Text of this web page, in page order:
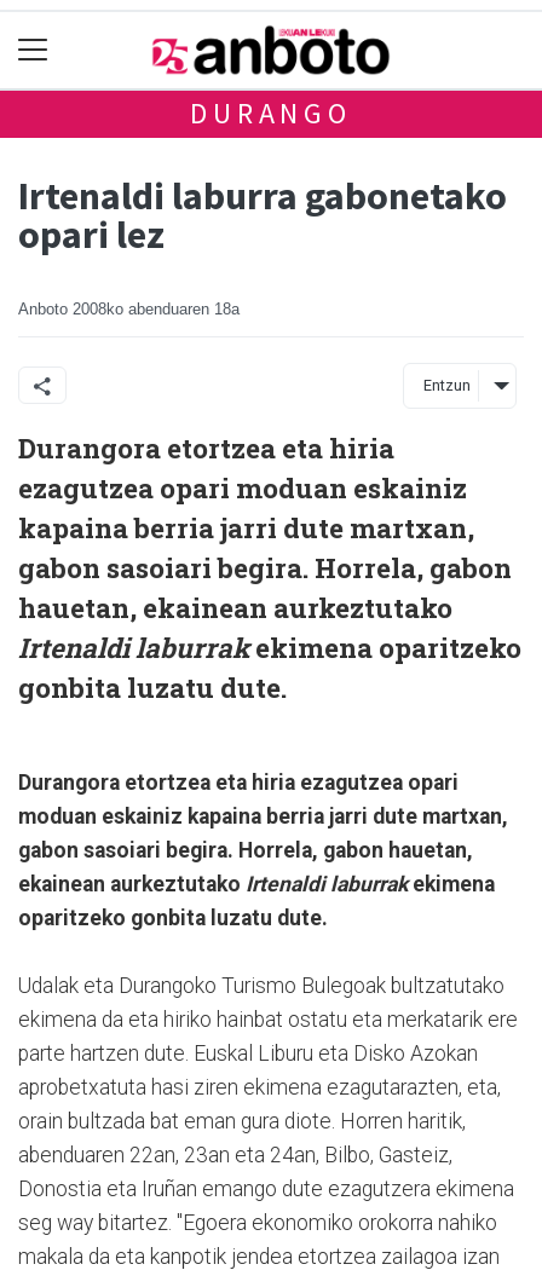
DURANGO
Irtenaldi laburra gabonetako
opari lez
Anboto 2008ko abenduaren 18a
Entzun
Durangora etortzea eta hiria
ezagutzea opari moduan eskainiz
kapaina berria jarri dute martxan,
gabon sasoiari begira. Horrela, gabon
hauetan, ekainean aurkeztutako
Irtenaldi laburrakekimena oparitzeko
gonbita luzatu dute.
Durangora etortzea eta hiria ezagutzea opari
moduan eskainiz kapaina berria jarri dute martxan,
gabon sasoiari begira. Horrela, gabon hauetan,
ekainean aurkeztutako Irtenaldi laburrakekimena
oparitzeko gonbita luzatu dute.
Udalak eta Durangoko Turismo Bulegoak bultzatutako
ekimena da eta hiriko hainbat ostatu eta merkatarik ere
parte hartzen dute. Euskal Liburu eta Disko Azokan
aprobetxatuta hasi ziren ekimena ezagutarazten, eta,
orain bultzada bat eman gura diote. Horren haritik,
abenduaren 22an, 23an eta 24an, Bilbo, Gasteiz,
Donostia eta Iruñan emango dute ezagutzera ekimena
seg way bitartez. "Egoera ekonomiko orokorra nahiko
makala da eta kanpotik jendea etortzea zailagoa izan